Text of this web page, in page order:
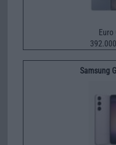
Euro
Samsung